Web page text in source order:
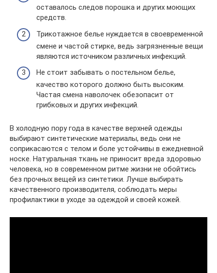
оставалось следов порошка и других моющих
средств.
Трикотажное белье нуждается в своевременной
смене и частой стирке, ведь загрязненные вещи
являются источником различных инфекций.
Не стоит забывать о постельном белье,
качество которого должно быть высоким.
Частая смена наволочек обезопасит от
грибковых и других инфекций.
В холодную пору года в качестве верхней одежды
выбирают синтетические материалы, ведь они не
соприкасаются с телом и боле устойчивы в ежедневной
носке. Натуральная ткань не приносит вреда здоровью
человека, но в современном ритме жизни не обойтись
без прочных вещей из синтетики. Лучше выбирать
качественного производителя, соблюдать меры
профилактики в уходе за одеждой и своей кожей.